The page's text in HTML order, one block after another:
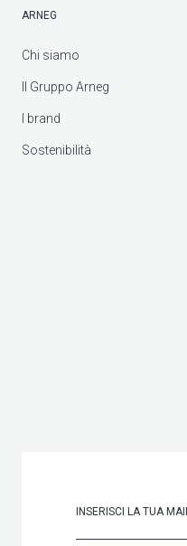
ARNEG
Chi siamo
Il Gruppo Arneg
I brand
Sostenibilità